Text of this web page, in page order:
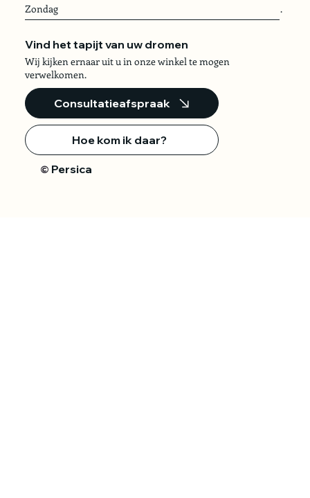
Zondag .
Vind het tapijt van uw dromen
Wij kijken ernaar uit u in onze winkel te mogen
verwelkomen.
Consultatieafspraak
Hoe kom ik daar?
© Persica